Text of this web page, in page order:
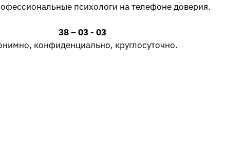
психологи на телефоне доверия.
38 – 03 - 03
конфиденциально, круглосуточно.